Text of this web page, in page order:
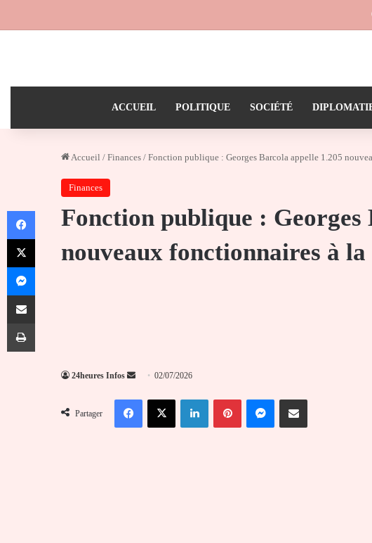
ACCUEIL POLITIQUE SOCIÉTÉ
Accueil / Finances / Fonction publique : Georges Barcola appelle 1.205
Finances
Fonction publique : Georges
nouveaux fonctionnaires à
24heures Infos
Envoyer
courriel
02/07/2026
Partager
FacebookX LinkedinPinterestMessengerPartager par email
Facebook
X
Messenger
Partager par email